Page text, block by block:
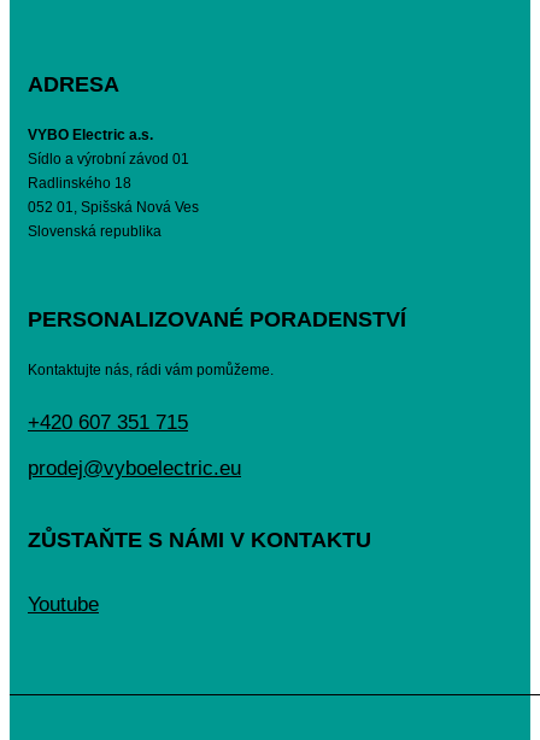
ADRESA
VYBO Electric a.s.
Sídlo a výrobní závod 01
Radlinského 18
052 01, Spišská Nová Ves
Slovenská republika
PERSONALIZOVANÉ PORADENSTVÍ
Kontaktujte nás, rádi vám pomůžeme.
+420 607 351 715
prodej@vyboelectric.eu
ZŮSTAŇTE S NÁMI V KONTAKTU
Youtube